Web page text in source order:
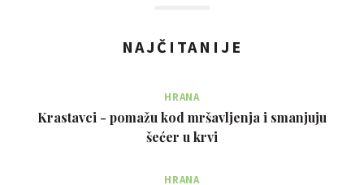
NAJČITANIJE
HRANA
Krastavci - pomažu kod mršavljenja i smanjuju
šećer u krvi
HRANA